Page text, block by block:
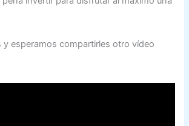
y esperamos compartirles otro vídeo